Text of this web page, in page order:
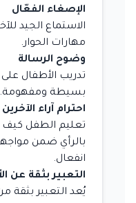
الإصغاء الفعّال
الاستماع الجيد
مهارات الحوار.
وضوح الرسالة
تدريب الأطفال
بسيطة ومفهومة.
احترام آراء الآخرين
تعليم الطفل كيف
بالرأي ضمن
انفعال.
التعبير بثقة عن
يُعد التعبير بثقة